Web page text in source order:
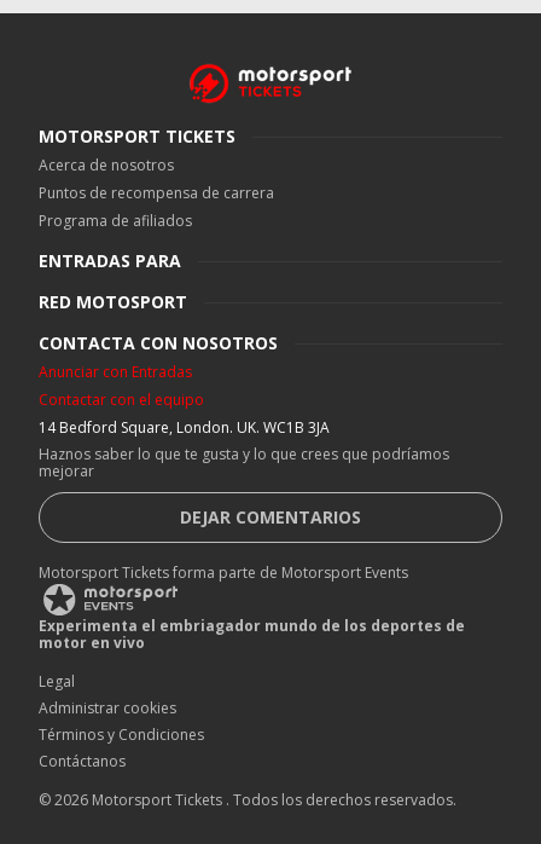
MOTORSPORT TICKETS
Acerca de nosotros
Puntos de recompensa de carrera
Programa de afiliados
ENTRADAS PARA
RED MOTOSPORT
CONTACTA CON NOSOTROS
Anunciar con Entradas
Contactar con el equipo
14 Bedford Square, London. UK. WC1B 3JA
Haznos saber lo que te gusta y lo que crees que podríamos
mejorar
DEJAR COMENTARIOS
Motorsport Tickets forma parte de Motorsport Events
Experimenta el embriagador mundo de los deportes de
motor en vivo
Legal
Administrar cookies
Términos y Condiciones
Contáctanos
© 2026 Motorsport Tickets . Todos los derechos reservados.